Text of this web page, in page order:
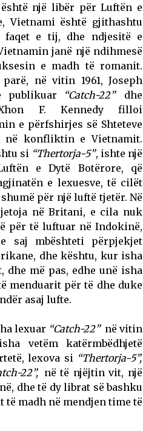
një libër për Luftën e
Vietnami është gjithashtu
e tij, dhe ndjesitë e
janë një ndihmesë
e madh të romanit.
në vitin 1961, Joseph
publikuar
“Catch-22” dhe
F. Kennedy filloi
e përfshirjes së Shteteve
në konfliktin e Vietnamit.
si “Thertorja-5”, ishte një
e Dytë Botërore, që
e lexuesve, të cilët
për një luftë tjetër. Në
në Britani, e cila nuk
për të luftuar në Indokinë,
saj mbështeti përpjekjet
dhe kështu, kur isha
dhe më pas, edhe unë isha
menduarit për të dhe duke
asaj lufte.
lexuar “Catch-22” në vitin
vetëm katërmbëdhjetë
lexova si “Thertorja-5”,
22”, në të njëjtin vit, një
dhe të dy librat së bashku
të madh në mendjen time të